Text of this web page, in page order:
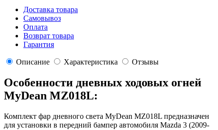
Доставка товара
Самовывоз
Оплата
Возврат товара
Гарантия
Описание Характеристика Отзывы
Особенности дневных ходовых огней
MyDean MZ018L:
Комплект фар дневного света MyDean MZ018L предназначен
для установки в передний бампер автомобиля Mazda 3 (2009-